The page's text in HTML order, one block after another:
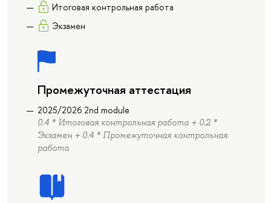
Итоговая контрольная работа
Экзамен
Промежуточная аттестация
2025/2026 2nd module
0.4 * Итоговая контрольная работа + 0.2 *
Экзамен + 0.4 * Промежуточная контрольная
работа